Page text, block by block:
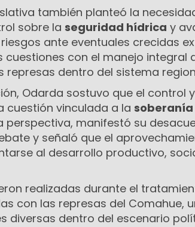
también planteó la
sobre la seguridad hídrica y
ante eventuales crecidas
cuestiones con el manejo integral
represas dentro del sistema
Odarda sostuvo que el control
cuestión vinculada a la soberanía
perspectiva, manifestó su
y señaló que el
al desarrollo productivo,
realizadas durante el
con las represas del Comahue,
diversas dentro del escenario